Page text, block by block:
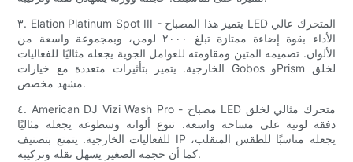
٣. Elation Platinum Spot III - يتميز هذا المصباح LED المتحرك عالي
الأداء بقوة إضاءة ممتازة تبلغ ٢٠٠٠ لومن، وبمجموعة واسعة من
الألوان. تصميمه المتين ومقاومته للعوامل الجوية يجعله مثاليًا للفعاليات
الخارجية. يتميز بتأثيرات متعددة مع خيارات Gobos وPrism لخلق
مشهد مخصص.
٤. American DJ Vizi Wash Pro - مصباح LED متحرك مثالي لخلق
دفقة لونية على مساحة واسعة. تنوع ألوانه وسطوعه يجعله مثاليًا
للفعاليات الخارجية. يتمتع بتصنيف IP يجعله مناسبًا للطقس المتقلب،
كما أن حجمه الصغير يسهل نقله وتركيبه.